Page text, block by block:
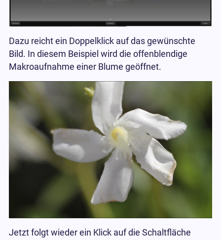
Dazu reicht ein Doppelklick auf das gewünschte
Bild. In diesem Beispiel wird die offenblendige
Makroaufnahme einer Blume geöffnet.
Jetzt folgt wieder ein Klick auf die Schaltfläche